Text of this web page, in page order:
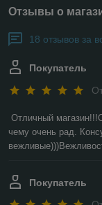
Отзывы о
18 отзывов за
Покупатель
Отличный
чему очень рад.
Покупатель